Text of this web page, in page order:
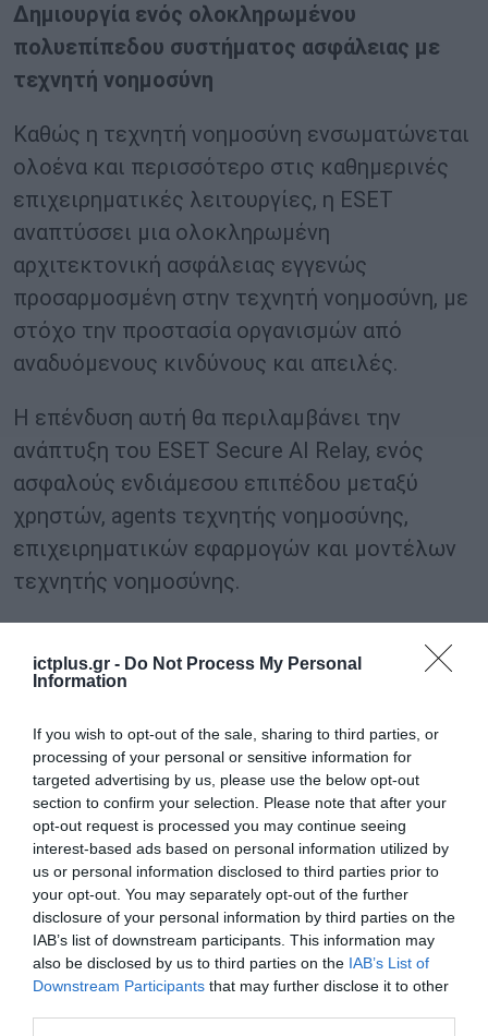
ictplus.gr - Do Not Process My Personal
Information
If you wish to opt-out of the sale, sharing to third parties, or
processing of your personal or sensitive information for
targeted advertising by us, please use the below opt-out
section to confirm your selection. Please note that after your
opt-out request is processed you may continue seeing
interest-based ads based on personal information utilized by
us or personal information disclosed to third parties prior to
your opt-out. You may separately opt-out of the further
disclosure of your personal information by third parties on the
IAB’s list of downstream participants. This information may
also be disclosed by us to third parties on the IAB’s List of
Downstream Participants that may further disclose it to other
Δημιουργία ενός ολοκληρωμένου
πολυεπίπεδου συστήματος ασφάλειας με
τεχνητή νοημοσύνη
Καθώς η τεχνητή νοημοσύνη ενσωματώνεται
ολοένα και περισσότερο στις καθημερινές
επιχειρηματικές λειτουργίες, η ESET
αναπτύσσει μια ολοκληρωμένη
αρχιτεκτονική ασφάλειας εγγενώς
προσαρμοσμένη στην τεχνητή νοημοσύνη, με
στόχο την προστασία οργανισμών από
αναδυόμενους κινδύνους και απειλές.
Η επένδυση αυτή θα περιλαμβάνει την
ανάπτυξη του ESET Secure AI Relay, ενός
ασφαλούς ενδιάμεσου επιπέδου μεταξύ
χρηστών, agents τεχνητής νοημοσύνης,
επιχειρηματικών εφαρμογών και μοντέλων
τεχνητής νοημοσύνης.
δημιουργήσει μηχανισμούς προστασίας σε
agents τεχνητής νοημοσύνης. Το ESET AI
Skills Checker, ένα δωρεάν εργαλείο που
παρουσιάστηκε στη Διάσκεψη RSAC 2026,
καθώς και οι αναβαθμισμένες εκδόσεις του
που έχουν ενσωματωθεί στα προϊόντα της
ESET, έχουν σχεδιαστεί ειδικά για αυτό το
αναδυόμενο οικοσύστημα συστημάτων
τεχνητής νοημοσύνης με agents.
Δημιουργία του νέου AI SOC